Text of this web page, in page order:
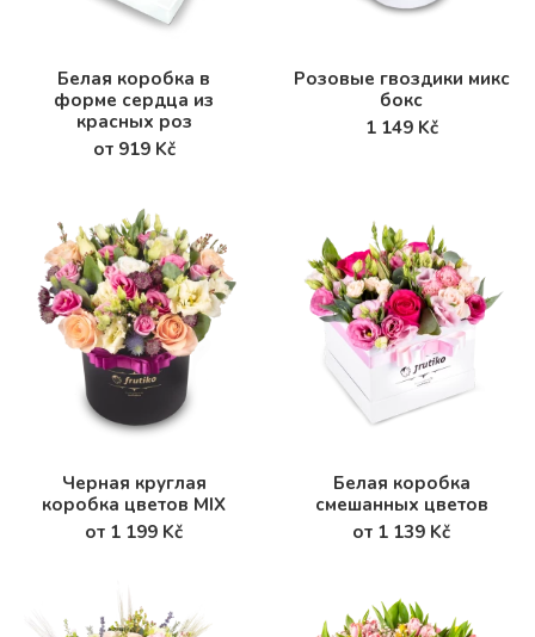
Белая коробка в
форме сердца из
красных роз
от 919 Kč
Розовые гвоздики микс
бокс
1 149 Kč
Черная круглая
коробка цветов MIX
от 1 199 Kč
Белая коробка
смешанных цветов
от 1 139 Kč